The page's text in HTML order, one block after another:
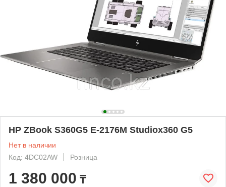
HP ZBook S360G5 E-2176M Studiox360 G5
Нет в наличии
Код: 4DC02AW
Розница
1 380 000 ₸